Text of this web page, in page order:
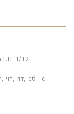
Г.Н. 1/12
чт, пт, сб - с